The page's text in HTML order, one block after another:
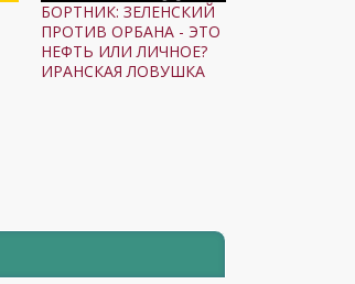
БОРТНИК: ЗЕЛЕНСКИЙ
ПРОТИВ ОРБАНА - ЭТО
НЕФТЬ ИЛИ ЛИЧНОЕ?
ИРАНСКАЯ ЛОВУШКА